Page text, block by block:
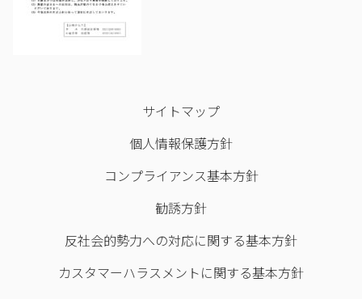
サイトマップ
個人情報保護方針
コンプライアンス基本方針
勧誘方針
反社会的勢力への対応に関する基本方針
カスタマーハラスメントに関する基本方針